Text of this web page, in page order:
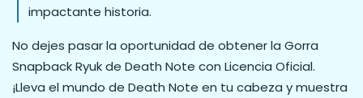
impactante historia.
No dejes pasar la oportunidad de obtener la Gorra
Snapback Ryuk de Death Note con Licencia Oficial.
¡Lleva el mundo de Death Note en tu cabeza y muestra